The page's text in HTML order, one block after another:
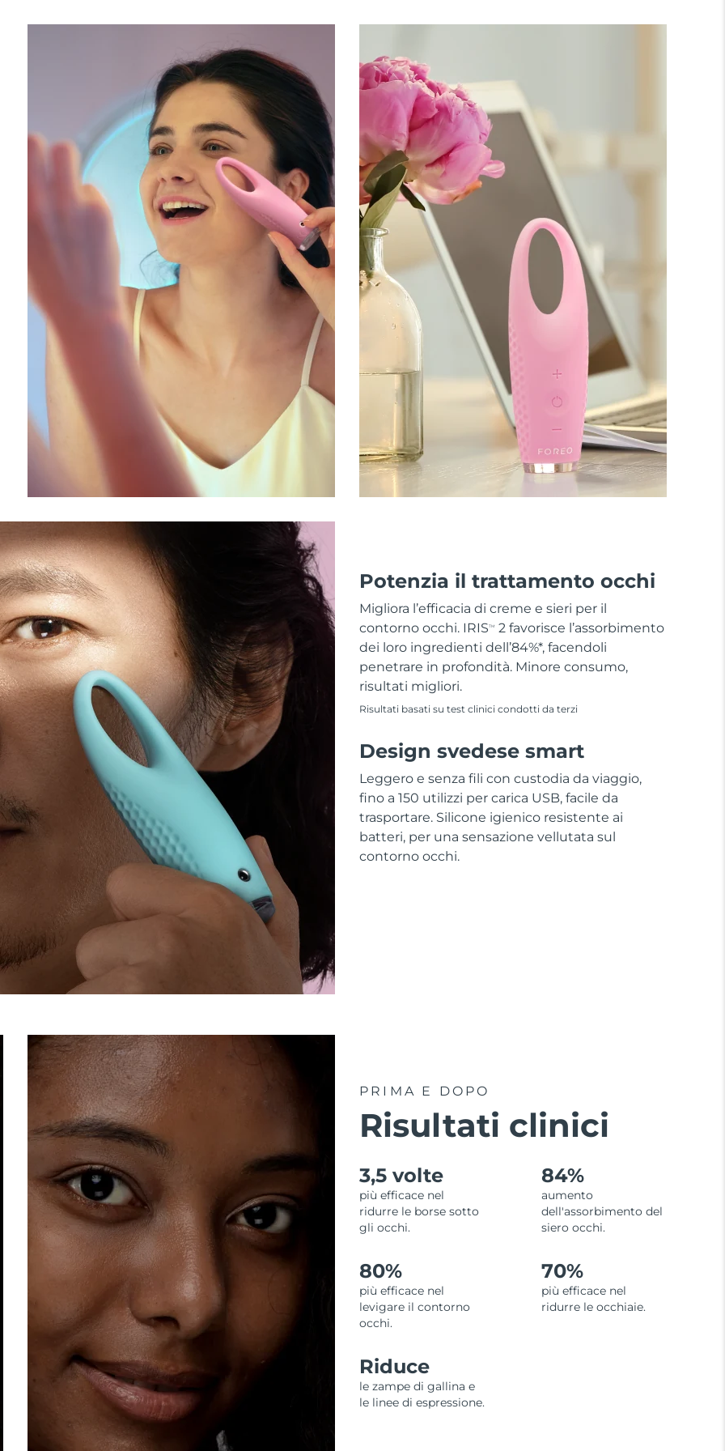
Potenzia il trattamento occhi
Migliora l’efficacia di creme e sieri per il
contorno occhi. IRISTM
2 favorisce l’assorbimento
dei loro ingredienti dell’84%*, facendoli
penetrare in profondità. Minore consumo,
risultati migliori.
Risultati basati su test clinici condotti da terzi
Design svedese smart
Leggero e senza fili con custodia da viaggio,
fino a 150 utilizzi per carica USB, facile da
trasportare. Silicone igienico resistente ai
batteri, per una sensazione vellutata sul
contorno occhi.
PRIMA E DOPO
Risultati clinici
3,5 volte
più efficace nel
ridurre le borse sotto
gli occhi.
84%
aumento
dell'assorbimento del
siero occhi.
80%
più efficace nel
levigare il contorno
occhi.
70%
più efficace nel
ridurre le occhiaie.
Riduce
le zampe di gallina e
le linee di espressione.